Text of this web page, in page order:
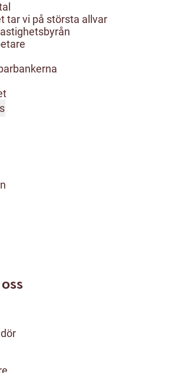
tar vi på största allvar